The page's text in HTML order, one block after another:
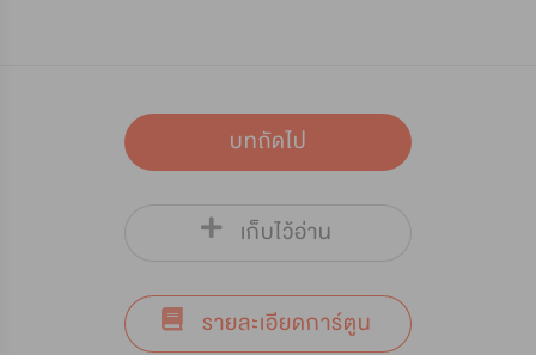
บทถัดไป
เก็บไว้อ่าน
รายละเอียดการ์ตูน